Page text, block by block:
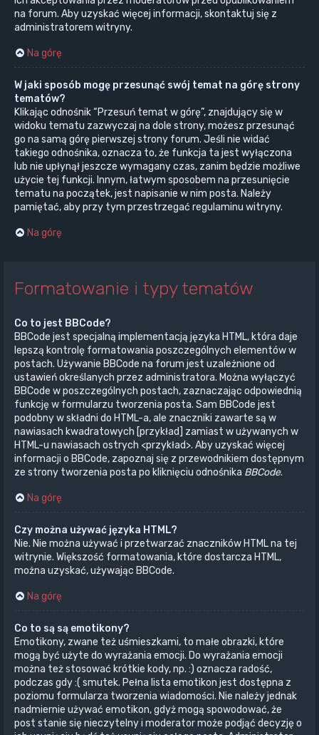
na forum. Aby uzyskać więcej informacji, skontaktuj się z
administratorem witryny.
Na górę
W jaki sposób mogę przesunąć swój temat na górę strony
tematów?
Klikając odnośnik “Przesuń temat w górę”, znajdujący się w
widoku tematu zazwyczaj na dole strony, możesz przesunąć
go na samą górę pierwszej strony forum. Jeśli nie widać
takiego odnośnika, oznacza to, że funkcja ta jest wyłączona
lub nie upłynął jeszcze wymagany czas, zanim będzie możliwe
użycie tej funkcji. Innym, łatwym sposobem na przesunięcie
tematu na początek, jest napisanie w nim posta. Należy
pamiętać, aby przy tym przestrzegać regulaminu witryny.
Na górę
Formatowanie i typy tematów
Co to jest BBCode?
BBCode jest specjalną implementacją języka HTML, która daje
lepszą kontrolę formatowania poszczególnych elementów w
postach. Używanie BBCode na forum jest uzależnione od
ustawień określanych przez administratora. Można wyłączyć
BBCode w poszczególnych postach, zaznaczając odpowiednią
funkcję w formularzu tworzenia posta. Sam BBCode jest
podobny w składni do HTML-a, ale znaczniki zawarte są w
nawiasach kwadratowych [przykład] zamiast w używanych w
HTML-u nawiasach ostrych <przykład>. Aby uzyskać więcej
informacji o BBCode, zapoznaj się z przewodnikiem dostępnym
ze strony tworzenia posta po kliknięciu odnośnika BBCode.
Na górę
Czy można używać języka HTML?
Nie. Nie można używać i przetwarzać znaczników HTML na tej
witrynie. Większość formatowania, które dostarcza HTML,
można uzyskać, używając BBCode.
Na górę
Co to są są emotikony?
Emotikony, zwane też uśmieszkami, to małe obrazki, które
mogą być użyte do wyrażania emocji. Do wyrażania emocji
można też stosować krótkie kody, np. :) oznacza radość,
podczas gdy :( smutek. Pełna lista emotikon jest dostępna z
poziomu formularza tworzenia wiadomości. Nie należy jednak
nadmiernie używać emotikon, gdyż mogą spowodować, że
post stanie się nieczytelny i moderator może podjąć decyzję o